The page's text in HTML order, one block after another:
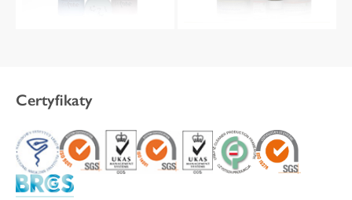
Certyfikaty